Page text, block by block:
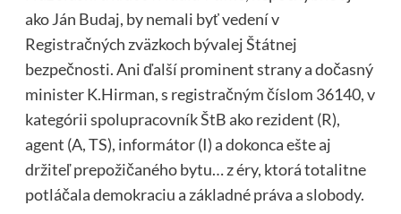
ako Ján Budaj, by nemali byť vedení v
Registračných zväzkoch bývalej Štátnej
bezpečnosti. Ani ďalší prominent strany a dočasný
minister K.Hirman, s registračným číslom 36140, v
kategórii spolupracovník ŠtB ako rezident (R),
agent (A, TS), informátor (I) a dokonca ešte aj
držiteľ prepožičaného bytu… z éry, ktorá totalitne
potláčala demokraciu a základné práva a slobody.